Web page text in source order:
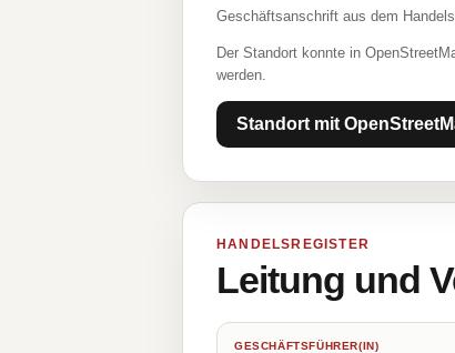
Geschäftsanschrift aus dem
Der Standort konnte in
werden.
Standort mit
HANDELSREGISTER
Leitung und
GESCHÄFTSFÜHRER(IN)